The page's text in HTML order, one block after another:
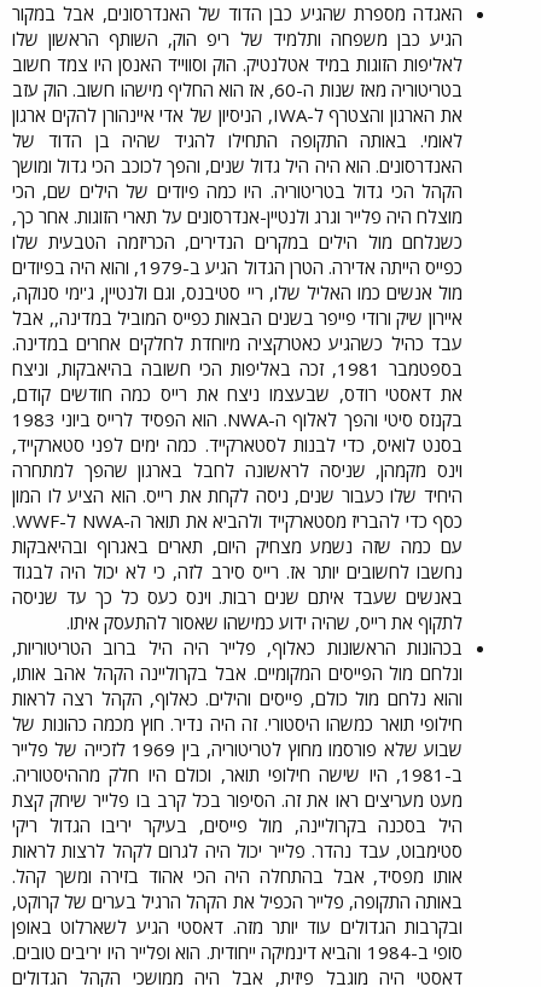
האגדה מספרת שהגיע כבן הדוד של האנדרסונים, אבל במקור
הגיע כבן משפחה ותלמיד של ריפ הוק, השותף הראשון שלו
לאליפות הזוגות במיד אטלנטיק. הוק וסווייד האנסן היו צמד חשוב
בטריטוריה מאז שנות ה-60, אז הוא החליף מישהו חשוב. הוק עזב
את הארגון והצטרף ל-IWA, הניסיון של אדי איינהורן להקים ארגון
לאומי. באותה התקופה התחילו להגיד שהיה בן הדוד של
האנדרסונים. הוא היה היל גדול שנים, והפך לכוכב הכי גדול ומושך
הקהל הכי גדול בטריטוריה. היו כמה פיודים של הילים שם, הכי
מוצלח היה פלייר וגרג ולנטיין-אנדרסונים על תארי הזוגות. אחר כך,
כשנלחם מול הילים במקרים הנדירים, הכריזמה הטבעית שלו
כפייס הייתה אדירה. הטרן הגדול הגיע ב-1979, והוא היה בפיודים
מול אנשים כמו האליל שלו, ריי סטיבנס, וגם ולנטיין, ג'ימי סנוקה,
איירון שיק ורודי פייפר בשנים הבאות כפייס המוביל במדינה,, אבל
עבד כהיל כשהגיע כאטרקציה מיוחדת לחלקים אחרים במדינה.
בספטמבר 1981, זכה באליפות הכי חשובה בהיאבקות, וניצח
את דאסטי רודס, שבעצמו ניצח את רייס כמה חודשים קודם,
בקנזס סיטי והפך לאלוף ה-NWA. הוא הפסיד לרייס ביוני 1983
בסנט לואיס, כדי לבנות לסטארקייד. כמה ימים לפני סטארקייד,
וינס מקמהן, שניסה לראשונה לחבל בארגון שהפך למתחרה
היחיד שלו כעבור שנים, ניסה לקחת את רייס. הוא הציע לו המון
כסף כדי להבריז מסטארקייד ולהביא את תואר ה-NWA ל-WWF.
עם כמה שזה נשמע מצחיק היום, תארים באגרוף ובהיאבקות
נחשבו לחשובים יותר אז. רייס סירב לזה, כי לא יכול היה לבגוד
באנשים שעבד איתם שנים רבות. וינס כעס כל כך עד שניסה
לתקוף את רייס, שהיה ידוע כמישהו שאסור להתעסק איתו.​
בכהונות הראשונות כאלוף, פלייר היה היל ברוב הטריטוריות,
ונלחם מול הפייסים המקומיים. אבל בקרוליינה הקהל אהב אותו,
והוא נלחם מול כולם, פייסים והילים. כאלוף, הקהל רצה לראות
חילופי תואר כמשהו היסטורי. זה היה נדיר. חוץ מכמה כהונות של
שבוע שלא פורסמו מחוץ לטריטוריה, בין 1969 לזכייה של פלייר
ב-1981, היו שישה חילופי תואר, וכולם היו חלק מההיסטוריה.
מעט מעריצים ראו את זה. הסיפור בכל קרב בו פלייר שיחק קצת
היל בסכנה בקרוליינה, מול פייסים, בעיקר יריבו הגדול ריקי
סטימבוט, עבד נהדר. פלייר יכול היה לגרום לקהל לרצות לראות
אותו מפסיד, אבל בהתחלה היה הכי אהוד בזירה ומשך קהל.
באותה התקופה, פלייר הכפיל את הקהל הרגיל בערים של קרוקט,
ובקרבות הגדולים עוד יותר מזה. דאסטי הגיע לשארלוט באופן
סופי ב-1984 והביא דינמיקה ייחודית. הוא ופלייר היו יריבים טובים.
דאסטי היה מוגבל פיזית, אבל היה ממושכי הקהל הגדולים